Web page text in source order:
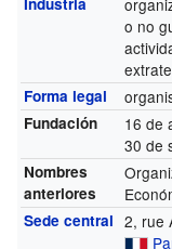
o no
Forma legal
Fundación
16 de
30 de
Nombres
anteriores
Sede central 2, rue